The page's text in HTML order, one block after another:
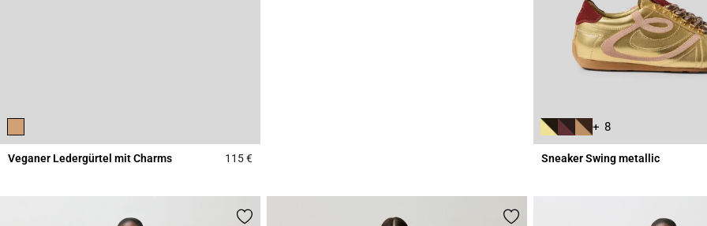
Veganer Ledergürtel mit Charms 115 €4,5 out of 5 Customer Rating
+ 8
Sneaker Swing metallic